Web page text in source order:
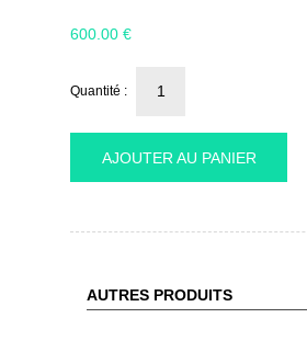
600.00 €
Quantité :
AJOUTER AU PANIER
AUTRES PRODUITS